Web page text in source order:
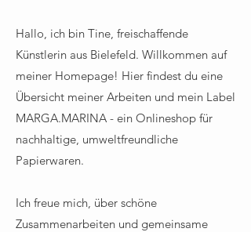
Hallo, ich bin Tine, freischaffende
Künstlerin aus Bielefeld. Willkommen auf
meiner Homepage! Hier findest du eine
Übersicht meiner Arbeiten und mein Label
MARGA.MARINA - ein Onlineshop für
nachhaltige, umweltfreundliche
Papierwaren.
Ich freue mich, über schöne
Zusammenarbeiten und gemeinsame